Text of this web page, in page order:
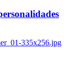
335x256.jpg